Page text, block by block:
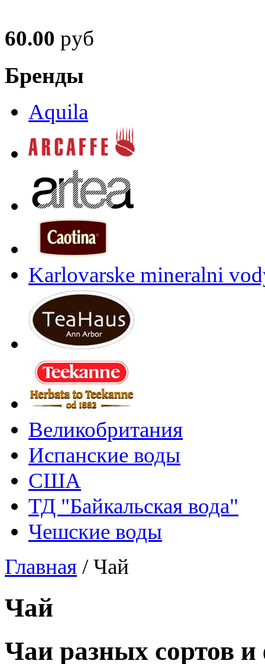
60.00 руб
Бренды
Aquila
Karlovarske mineralni
Великобритания
Испанские воды
США
ТД "Байкальская вода"
Чешские воды
Главная /Чай
Чай
Чаи разных сортов и